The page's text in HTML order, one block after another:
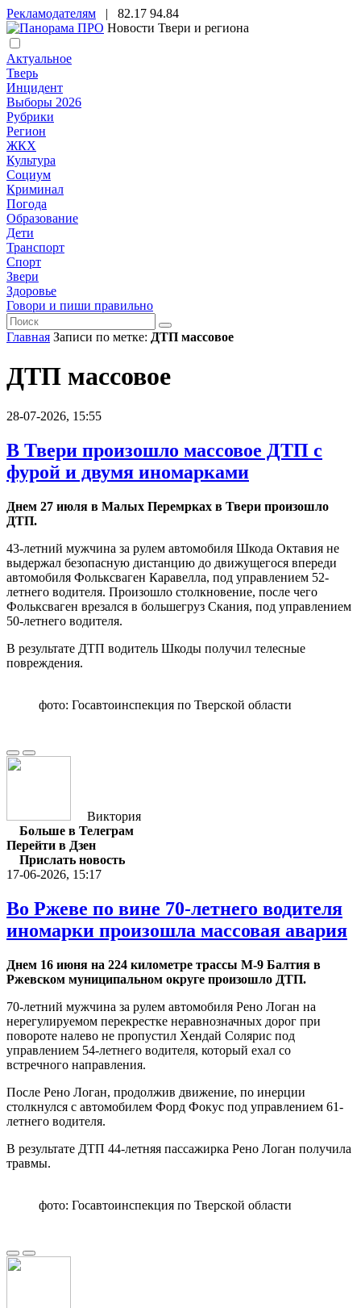
Рекламодателям | 82.17 94.84
Новости Твери и региона
Актуальное
Тверь
Инцидент
Выборы 2026
Рубрики
Регион
ЖКХ
Культура
Социум
Криминал
Погода
Образование
Дети
Транспорт
Спорт
Звери
Здоровье
Говори и пиши правильно
Главная Записи по метке: ДТП массовое
ДТП массовое
28-07-2026, 15:55
В Твери произошло массовое ДТП с
фурой и двумя иномарками
Днем 27 июля в Малых Перемрках в Твери произошло
ДТП.
43-летний мужчина за рулем автомобиля Шкода Октавия не
выдержал безопасную дистанцию до движущегося впереди
автомобиля Фольксваген Каравелла, под управлением 52-
летнего водителя. Произошло столкновение, после чего
Фольксваген врезался в большегруз Скания, под управлением
50-летнего водителя.
В результате ДТП водитель Шкоды получил телесные
повреждения.
фото: Госавтоинспекция по Тверской области
Виктория
Больше в Телеграм
Перейти в Дзен
Прислать новость
17-06-2026, 15:17
Во Ржеве по вине 70-летнего водителя
иномарки произошла массовая авария
Днем 16 июня на 224 километре трассы М-9 Балтия в
Ржевском муниципальном округе произошло ДТП.
70-летний мужчина за рулем автомобиля Рено Логан на
нерегулируемом перекрестке неравнозначных дорог при
повороте налево не пропустил Хендай Солярис под
управлением 54-летнего водителя, который ехал со
встречного направления.
После Рено Логан, продолжив движение, по инерции
столкнулся с автомобилем Форд Фокус под управлением 61-
летнего водителя.
В результате ДТП 44-летняя пассажирка Рено Логан получила
травмы.
фото: Госавтоинспекция по Тверской области